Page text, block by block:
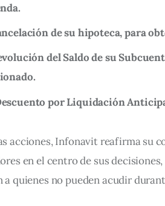
de su hipoteca, para
del Saldo de su
por Liquidación
acciones, Infonavit reafirma su
en el centro de sus
a quienes no pueden acudir